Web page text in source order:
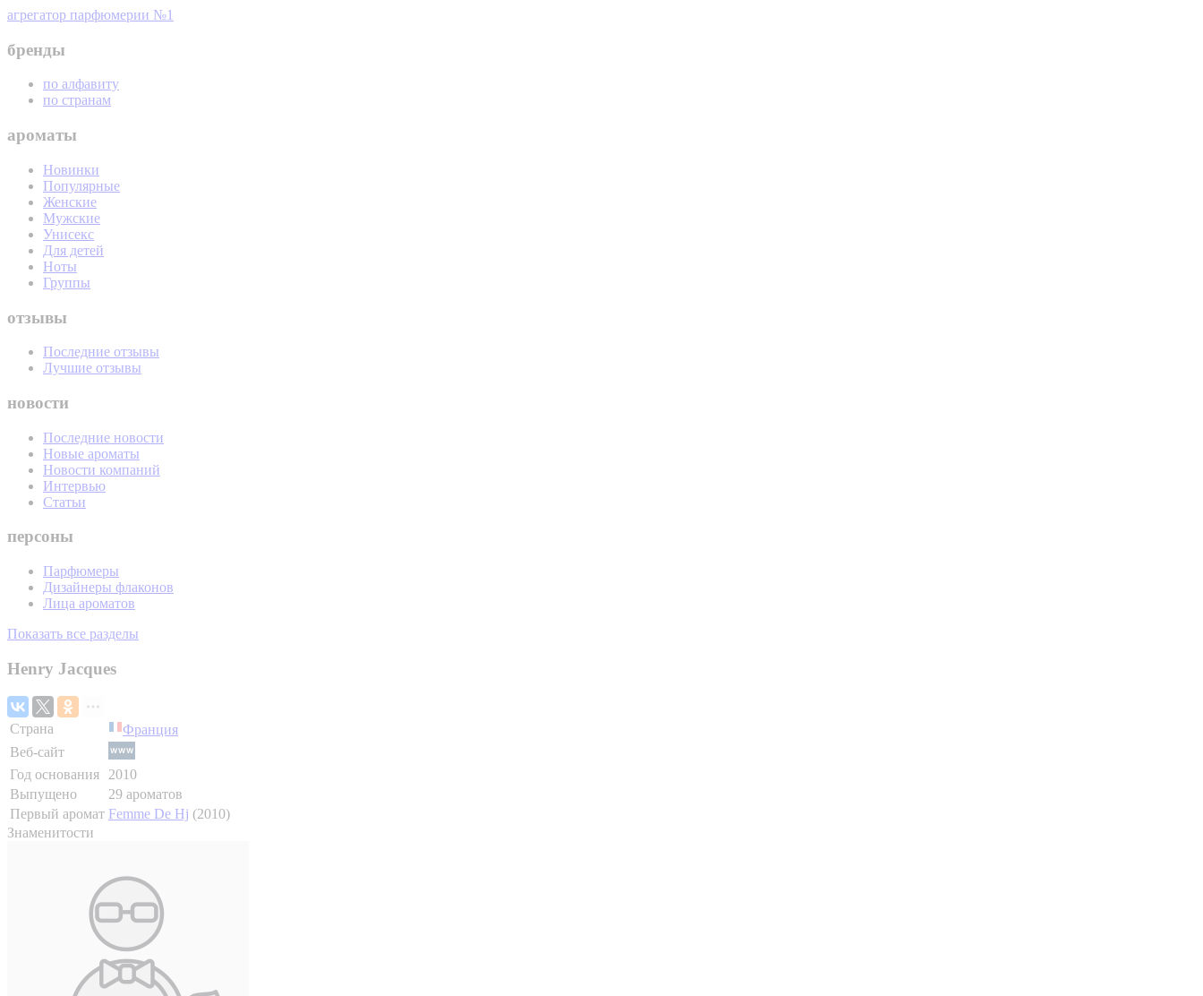
агрегатор парфюмерии №1
бренды
по алфавиту
по странам
ароматы
Новинки
Популярные
Женские
Мужские
Унисекс
Для детей
Ноты
Группы
отзывы
Последние отзывы
Лучшие отзывы
новости
Последние новости
Новые ароматы
Новости компаний
Интервью
Статьи
персоны
Парфюмеры
Дизайнеры флаконов
Лица ароматов
Показать все разделы
Henry Jacques
Страна
Франция
Веб-сайт
Год основания
2010
Выпущено
29 ароматов
Первый аромат Femme De Hj (2010)
Знаменитости